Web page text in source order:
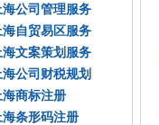
海公司管理服务
海自贸易区服务
海文案策划服务
海公司财税规划
海商标注册
海条形码注册